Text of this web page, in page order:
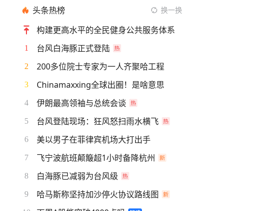
头条热榜 换一换
构建更高水平的全民健身公共服务体系
1 台风白海豚正式登陆
2 200多位院士专家为一人齐聚哈工程
3 Chinamaxxing全球出圈！是啥意思
4 伊朗最高领袖与总统会谈
5 台风登陆现场：狂风怒扫雨水横飞
6 美以男子在菲律宾机场大打出手
7 飞宁波航班颠簸超1小时备降杭州
8 白海豚已减弱为台风级
9 哈马斯称坚持加沙停火协议路线图